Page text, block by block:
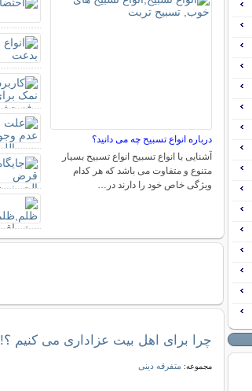
درباره انواع تسبیح چه می دانید؟
آشنایی با انواع تسبیح انواع تسبیح بسیار
متنوع و متفاوت می باشد که هر کدام
ویژگی خاص خود را دارند در…
چرا برای اهل بیت عزاداری می کنیم ؟!
مجموعه: متفرقه دینی